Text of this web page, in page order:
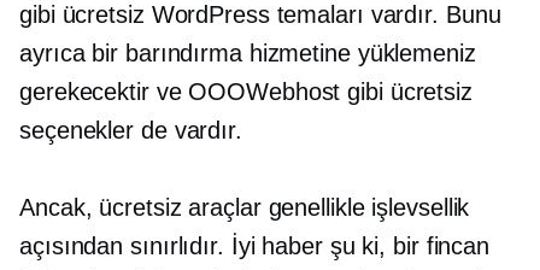
gibi ücretsiz WordPress temaları vardır. Bunu
ayrıca bir barındırma hizmetine yüklemeniz
gerekecektir ve OOOWebhost gibi ücretsiz
seçenekler de vardır.
Ancak, ücretsiz araçlar genellikle işlevsellik
açısından sınırlıdır. İyi haber şu ki, bir fincan